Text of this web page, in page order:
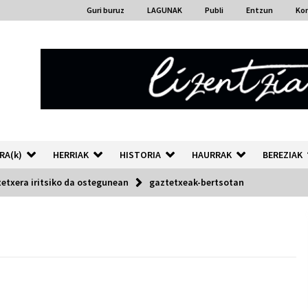
Guri buruz LAGUNAK Publi Entzun
HERRIAK HISTORIA HAURRAK BEREZIAK
iritsiko da ostegunean gaztetxeak-bertsotan